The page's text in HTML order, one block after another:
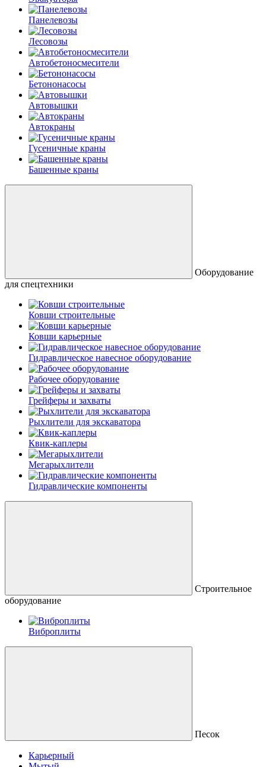
Панелевозы
Лесовозы
Автобетоно­смесители
Бетононасосы
Автовышки
Автокраны
Гусеничные краны
Башенные краны
Оборудование
для спецтехники
Ковши строительные
Ковши карьерные
Гидравлическое навесное оборудование
Рабочее оборудование
Грейферы и захваты
Рыхлители для экскаватора
Квик-каплеры
Мегарыхлители
Гидравлические компоненты
Строительное
оборудование
Виброплиты
Песок
Карьерный